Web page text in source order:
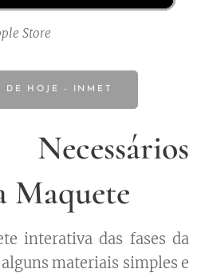
Store
DE HOJE - INMET
Maquete
interativa das fases da
materiais simples e